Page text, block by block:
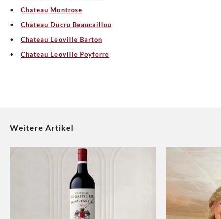
Chateau Montrose
Chateau Ducru Beaucaillou
Chateau Leoville Barton
Chateau Leoville Poyferre
Weitere Artikel